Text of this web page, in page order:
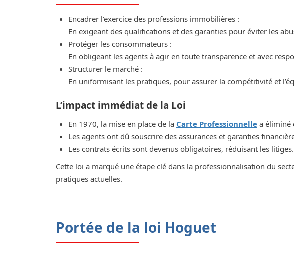
Encadrer l’exercice des professions immobilières :
En exigeant des qualifications et des garanties pour éviter les
Protéger les consommateurs :
En obligeant les agents à agir en toute transparence et avec
Structurer le marché :
En uniformisant les pratiques, pour assurer la compétitivité et
L’impact immédiat de la Loi
En 1970, la mise en place de la Carte Professionnelle a éliminé
Les agents ont dû souscrire des assurances et garanties
Les contrats écrits sont devenus obligatoires, réduisant les litiges.
Cette loi a marqué une étape clé dans la professionnalisation du
pratiques actuelles.
Portée de la loi Hoguet